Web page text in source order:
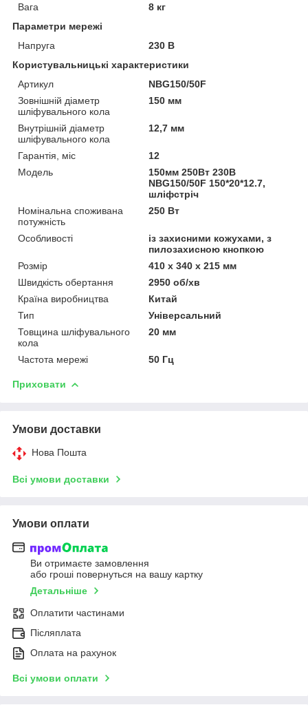
Вага
8 кг
Параметри мережі
Напруга
230 В
Користувальницькі характеристики
Артикул
NBG150/50F
Зовнішній діаметр
шліфувального кола
150 мм
Внутрішній діаметр
шліфувального кола
12,7 мм
Гарантія, міс
12
Мoдель
150мм 250Вт 230В
NBG150/50F 150*20*12.7,
шліфстріч
Номінальна споживана
потужність
250 Вт
Особливості
із захисними кожухами, з
пилозахисною кнопкою
Розмір
410 х 340 х 215 мм
Швидкість обертання
2950 об/хв
Країна виробництва
Китай
Тип
Універсальний
Товщина шліфувального
кола
20 мм
Частота мережі 50 Гц
Приховати
Умови доставки
Нова Пошта
Всі умови доставки
Умови оплати
Ви отримаєте замовлення
або гроші повернуться на вашу картку
Детальніше
Оплатити частинами
Післяплата
Оплата на рахунок
Всі умови оплати